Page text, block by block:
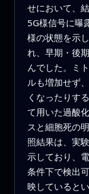
せにおいて、
5G様信号に曝
様の状態を示
れ、早期・後
んでした。ミ
ルも増加せず
くなったりす
て用いた過酸
スと細胞死の
照結果は、実
示しており、
条件下で検出
映していると